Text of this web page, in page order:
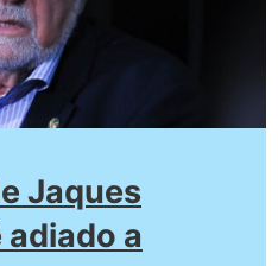
Jaques
adiado a